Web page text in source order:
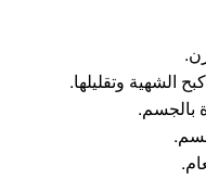
الشهية وتقليلها.
بالجسم.